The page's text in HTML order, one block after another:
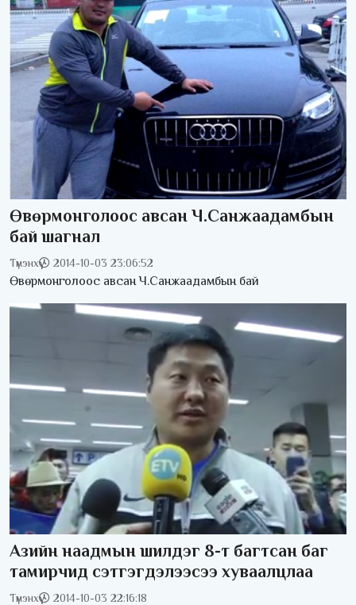
Өвөрмонголоос авсан Ч.Санжаадамбын
бай шагнал
Түмэнхүү 2014-10-03 23:06:52
Өвөрмонголоос авсан Ч.Санжаадамбын бай
Азийн наадмын шилдэг 8-т багтсан баг
тамирчид сэтгэгдэлээсээ хуваалцлаа
Түмэнхүү 2014-10-03 22:16:18